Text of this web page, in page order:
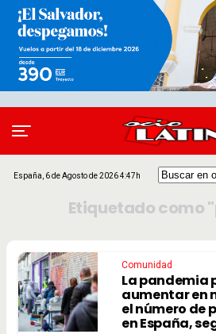
España, 6 de Agosto de 2026 4:47h
Etiquetado como
Comunidad
La pandemia
aumentar en
el número de
en España,